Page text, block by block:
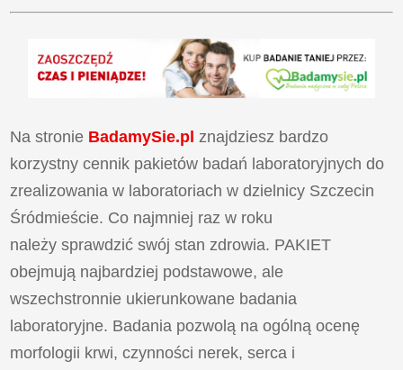
Na stronie BadamySie.pl znajdziesz bardzo
korzystny cennik pakietów badań laboratoryjnych do
zrealizowania w laboratoriach w dzielnicy Szczecin
Śródmieście. Co najmniej raz w roku
należy sprawdzić swój stan zdrowia. PAKIET
obejmują najbardziej podstawowe, ale
wszechstronnie ukierunkowane badania
laboratoryjne. Badania pozwolą na ogólną ocenę
morfologii krwi, czynności nerek, serca i